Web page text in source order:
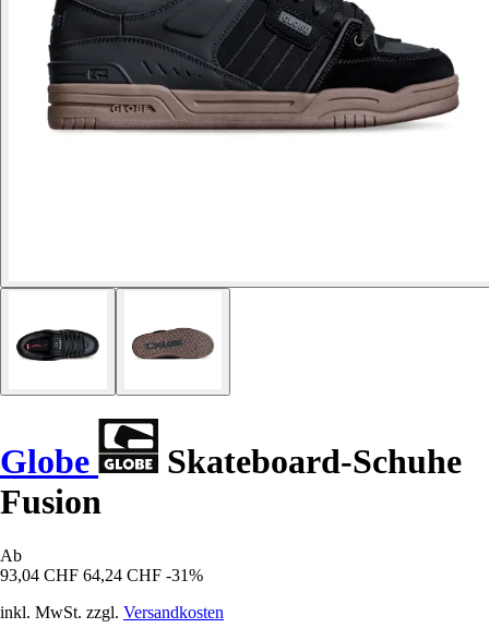
Globe
Skateboard-Schuhe
Fusion
Ab
93,04 CHF 64,24 CHF -31%
inkl. MwSt. zzgl. Versandkosten